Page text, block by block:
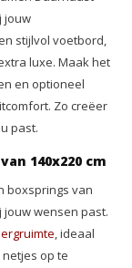
jouw
stijlvol voetbord,
luxe. Maak het
en optioneel
Zo creëer
past.
140x220 cm
boxsprings van
jouw wensen past.
, ideaal
op te